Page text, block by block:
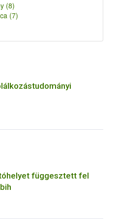
(8)
(7)
függesztett fel